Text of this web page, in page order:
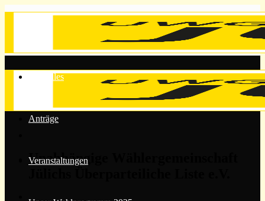
Unabhängige Wählergemeinschaft
Aktuelles
Anträge
Veranstaltungen